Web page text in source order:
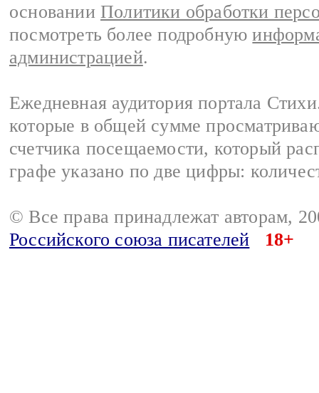
основании Политики обработки
посмотреть более подробную
администрацией.
Ежедневная аудитория портала
которые в общей сумме
счетчика посещаемости, который
графе указано по две цифры:
© Все права принадлежат авторам,
Российского союза писателей
18+